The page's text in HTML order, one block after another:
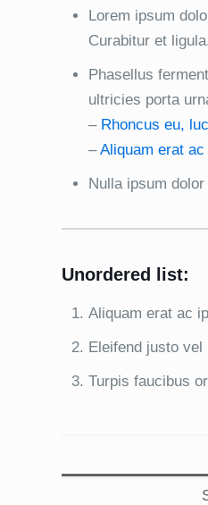
Lorem ipsum
Curabitur et
Phasellus
ultricies porta
– Rhoncus eu,
–Aliquam erat ac
Nulla ipsum
Unordered list:
Aliquam erat ac
Eleifend justo vel
Turpis faucibus